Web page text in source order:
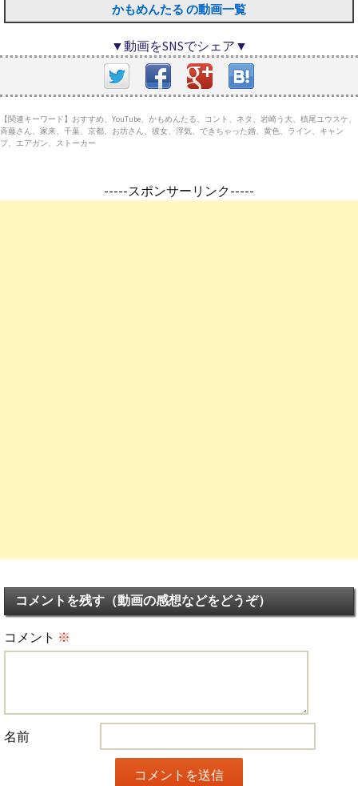
かもめんたる の動画一覧
▼動画をSNSでシェア▼
【関連キーワード】おすすめ、YouTube、かもめんたる、コント、ネタ、岩崎う大、槙尾ユウスケ、
斉藤さん、家来、千葉、京都、お坊さん、彼女、浮気、できちゃった婚、黄色、ライン、キャン
プ、エアガン、ストーカー
-----スポンサーリンク-----
コメントを残す（動画の感想などをどうぞ）
コメント ※
名前